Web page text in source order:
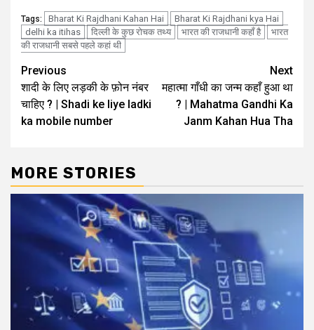
Tags: Bharat Ki Rajdhani Kahan Hai
Bharat Ki Rajdhani kya Hai
delhi ka itihas
दिल्ली के कुछ रोचक तथ्य भारत की राजधानी कहाँ है
भारत
की राजधानी सबसे पहले कहां थी
Post
navigation
Previous
शादी के लिए लड़की के फ़ोन नंबर
चाहिए ? | Shadi ke liye ladki
ka mobile number
Next
महात्मा गाँधी का जन्म कहाँ हुआ था
? | Mahatma Gandhi Ka
Janm Kahan Hua Tha
MORE STORIES